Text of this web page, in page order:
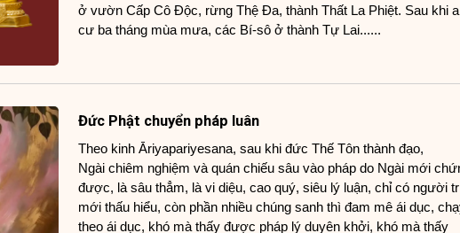
ở vườn Cấp Cô Độc, rừng Thệ Đa, thành Thất La Phiệt. Sau khi
cư ba tháng mùa mưa, các Bí-sô ở thành Tự Lai......
Đức Phật chuyển pháp luân
Theo kinh Āriyapariyesana, sau khi đức Thế Tôn thành đạo,
Ngài chiêm nghiệm và quán chiếu sâu vào pháp do Ngài mới
được, là sâu thẳm, là vi diệu, cao quý, siêu lý luận, chỉ có người
mới thấu hiểu, còn phần nhiều chúng sanh thì đam mê ái dục,
theo ái dục, khó mà thấy được pháp lý duyên khởi, khó mà thấy